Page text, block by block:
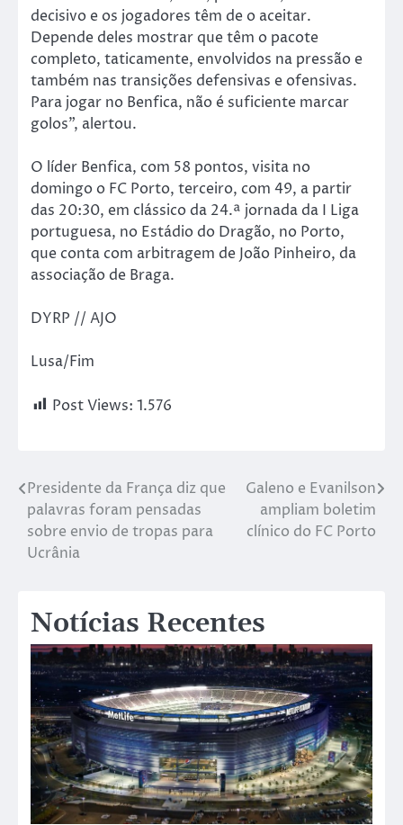
decisivo e os jogadores têm de o aceitar.
Depende deles mostrar que têm o pacote
completo, taticamente, envolvidos na pressão e
também nas transições defensivas e ofensivas.
Para jogar no Benfica, não é suficiente marcar
golos”, alertou.
O líder Benfica, com 58 pontos, visita no
domingo o FC Porto, terceiro, com 49, a partir
das 20:30, em clássico da 24.ª jornada da I Liga
portuguesa, no Estádio do Dragão, no Porto,
que conta com arbitragem de João Pinheiro, da
associação de Braga.
DYRP // AJO
Lusa/Fim
Post Views: 1.576
Presidente da França diz que
palavras foram pensadas
sobre envio de tropas para
Ucrânia
Galeno e Evanilson
ampliam boletim
clínico do FC Porto
Notícias Recentes